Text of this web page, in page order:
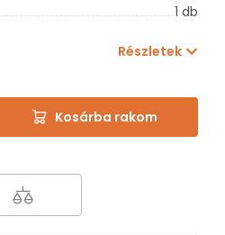
1 db
Részletek
Kosárba rakom